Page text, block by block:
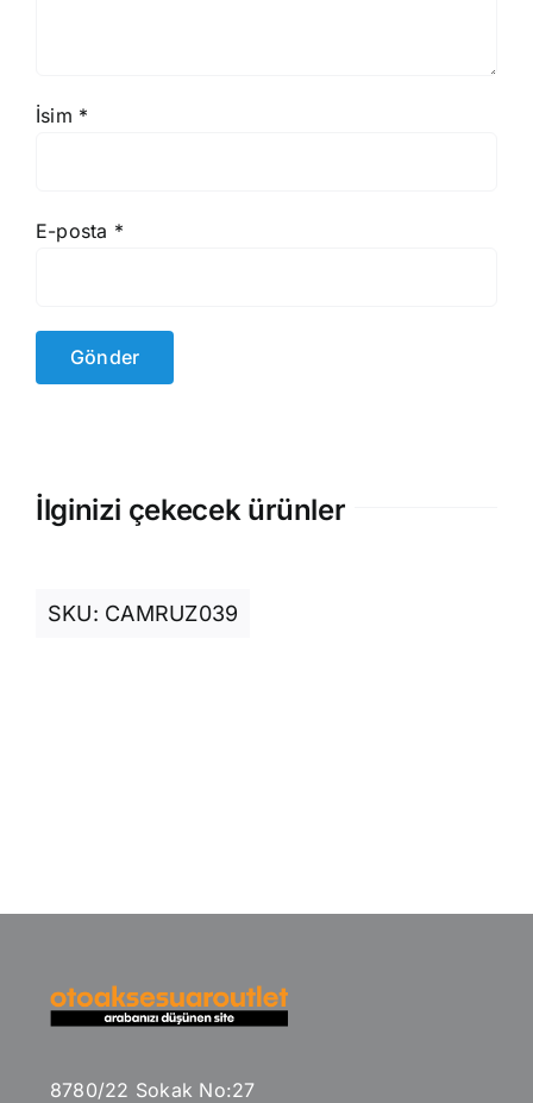
İsim *
E-posta *
İlginizi çekecek ürünler
SKU: CAMRUZ039
8780/22 Sokak No:27